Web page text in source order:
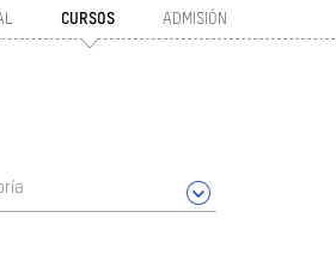
CURSOS ADMISIÓN